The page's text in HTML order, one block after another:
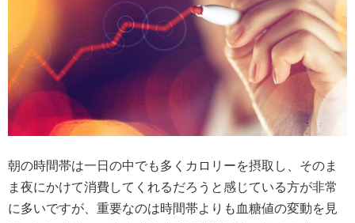
朝の時間帯は一日の中でも多くカロリーを摂取し、そのま
ま夜にかけて消費してくれるだろうと感じている方が非常
に多いですが、重要なのは時間帯よりも血糖値の変動を見